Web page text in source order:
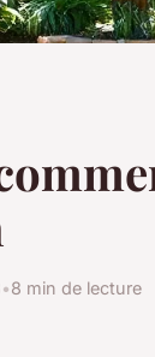
•8 min de lecture